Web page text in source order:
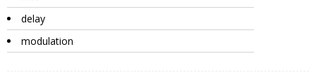
delay
modulation